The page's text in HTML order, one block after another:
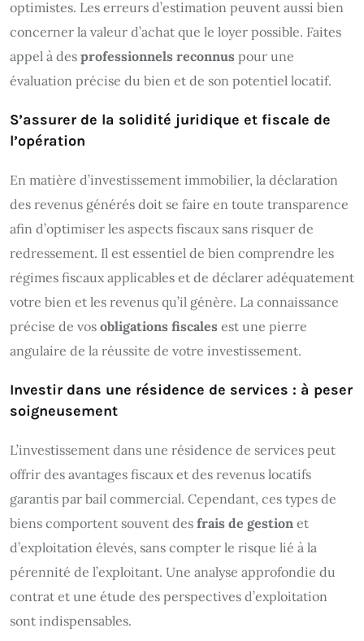
optimistes. Les erreurs d’estimation peuvent aussi bien
concerner la valeur d’achat que le loyer possible. Faites
appel à des professionnels reconnus pour une
évaluation précise du bien et de son potentiel locatif.
S’assurer de la solidité juridique et fiscale de
l’opération
En matière d’investissement immobilier, la déclaration
des revenus générés doit se faire en toute transparence
afin d’optimiser les aspects fiscaux sans risquer de
redressement. Il est essentiel de bien comprendre les
régimes fiscaux applicables et de déclarer adéquatement
votre bien et les revenus qu’il génère. La connaissance
précise de vos obligations fiscales est une pierre
angulaire de la réussite de votre investissement.
Investir dans une résidence de services : à peser
soigneusement
L’investissement dans une résidence de services peut
offrir des avantages fiscaux et des revenus locatifs
garantis par bail commercial. Cependant, ces types de
biens comportent souvent des frais de gestion et
d’exploitation élevés, sans compter le risque lié à la
pérennité de l’exploitant. Une analyse approfondie du
contrat et une étude des perspectives d’exploitation
sont indispensables.